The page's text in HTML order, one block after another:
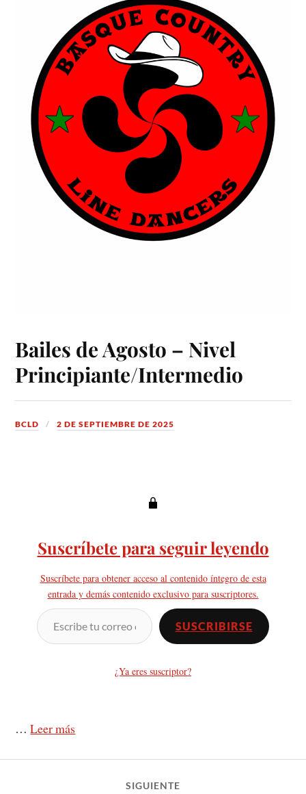
Bailes de Agosto – Nivel
Principiante/Intermedio
BCLD 2 DE SEPTIEMBRE DE 2025
Suscríbete para seguir leyendo
Suscríbete para obtener acceso al contenido íntegro de esta
entrada y demás contenido exclusivo para suscriptores.
SUSCRIBIRSE
¿Ya eres suscriptor?
…Leer más
SIGUIENTE